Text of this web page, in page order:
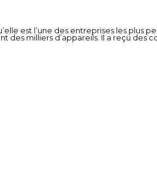
est l’une des entreprises les
des milliers d’appareils. Il a reçu